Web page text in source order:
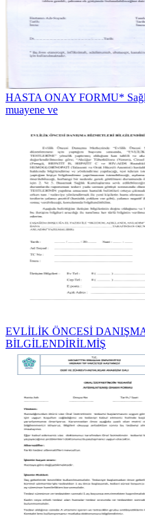
HASTA ONAY FORMU*
muayene ve
EVLİLİK ÖNCESİ
BİLGİLENDİRİLMİŞ